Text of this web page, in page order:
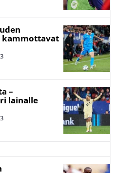
kammottavat
–
lainalle